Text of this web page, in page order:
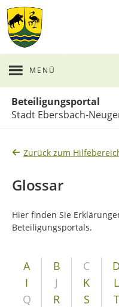
MENÜ
Beteiligungsportal
Stadt Ebersbach-
Zurück zum
Glossar
Hier finden Sie
Beteiligungsportals.
A B C D
I
J K L
Q
R S T